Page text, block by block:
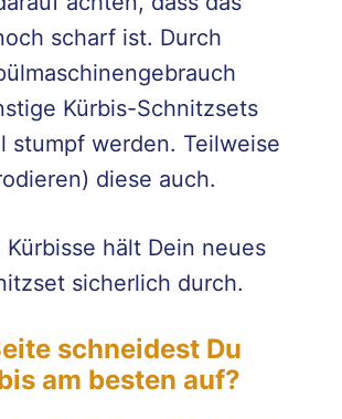
scharf ist. Durch
Kürbis-Schnitzsets
stumpf werden. Teilweise
diese auch.
hält Dein neues
sicherlich durch.
schneidest Du
am besten auf?